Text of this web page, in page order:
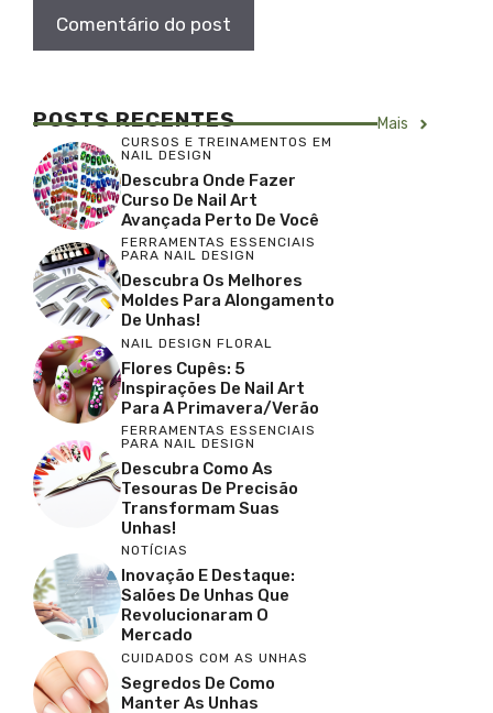
POSTS RECENTES Mais
CURSOS E TREINAMENTOS EM
NAIL DESIGN
Descubra Onde Fazer
Curso De Nail Art
Avançada Perto De Você
FERRAMENTAS ESSENCIAIS
PARA NAIL DESIGN
Descubra Os Melhores
Moldes Para Alongamento
De Unhas!
NAIL DESIGN FLORAL
Flores Cupês: 5
Inspirações De Nail Art
Para A Primavera/Verão
FERRAMENTAS ESSENCIAIS
PARA NAIL DESIGN
Descubra Como As
Tesouras De Precisão
Transformam Suas
Unhas!
NOTÍCIAS
Inovação E Destaque:
Salões De Unhas Que
Revolucionaram O
Mercado
CUIDADOS COM AS UNHAS
Segredos De Como
Manter As Unhas